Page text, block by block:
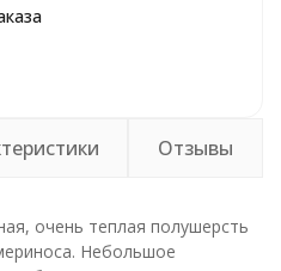
Отзывы
очень теплая полушерсть
Небольшое